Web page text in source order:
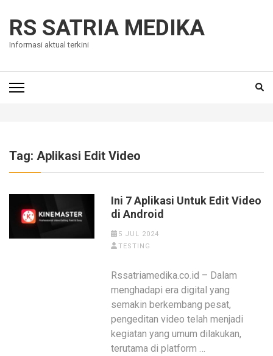
content
(Press
RS SATRIA MEDIKA
Informasi aktual terkini
Tag: Aplikasi Edit Video
Ini 7 Aplikasi Untuk Edit Video
di Android
5 JUL 2024
TESTING
Rssatriamedika.co.id – Dalam
menghadapi era digital yang
semakin berkembang pesat,
pengeditan video telah menjadi
kegiatan yang umum dilakukan,
terutama di platform …